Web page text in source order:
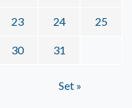
23 24 25
30 31
Set »